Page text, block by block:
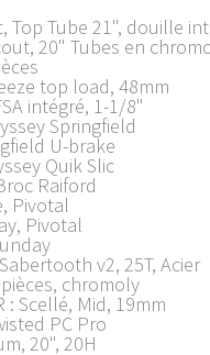
Top Tube 21", douille
20" Tubes en
top load, 48mm
intégré, 1-1/8"
Springfield
U-brake
Quik Slic
Raiford
Pivotal
Pivotal
v2, 25T, Acier
chromoly
: Scellé, Mid, 19mm
PC Pro
20", 20H